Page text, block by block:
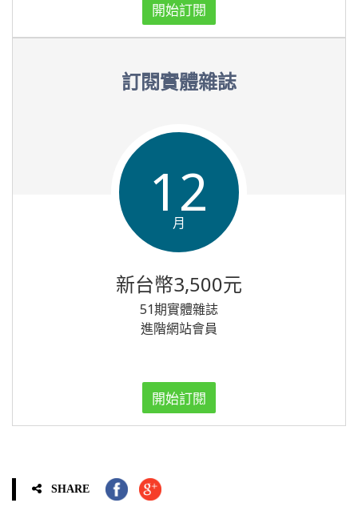
開始訂閱
訂閱實體雜誌
12
月
新台幣3,500元
51期實體雜誌
進階網站會員
開始訂閱
SHARE